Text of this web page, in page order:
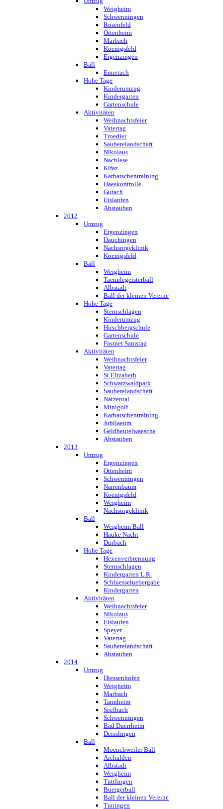
Weigheim
Schwenningen
Rosenfeld
Ottenheim
Marbach
Koenigsfeld
Ergenzingen
Ball
Ennetach
Hohe Tage
Kinderumzug
Kindergarten
Gartenschule
Aktivitäten
Weihnachtsfeier
Vatertag
Troedler
Sauberelandschaft
Nikolaus
Nachlese
Kifaz
Karbatschentraining
Haeskontrolle
Gutach
Eislaufen
Abstauben
2012
Umzug
Ergenzingen
Dauchingen
Nachsorgeklinik
Koenigsfeld
Ball
Weigheim
Taennlegeisterball
Albstadt
Ball der kleinen Vereine
Hohe Tage
Sternschlagen
Kinderumzug
Hirschbergschule
Gartenschule
Fastnet Samstag
Aktivitäten
Weihnachtsfeier
Vatertag
St.Elizabeth
Schwarzwaldpark
Sauberelandschaft
Natzental
Minigolf
Karbatschentraining
Jubilaeum
Geldbeutelwaesche
Abstauben
2013
Umzug
Ergenzingen
Ottenheim
Schwenningen
Narrenbaum
Koenigsfeld
Weigheim
Nachsorgeklinik
Ball
Weigheim Ball
Hauke Nacht
Durbach
Hohe Tage
Hexenverbrennung
Sternschlagen
Kindergarten L.R.
Schluesseluebergabe
Kindergarten
Aktivitäten
Weihnachtsfeier
Nikolaus
Eislaufen
Speyer
Vatertag
Sauberelandschaft
Abstauben
2014
Umzug
Diessenhofen
Weigheim
Marbach
Tannheim
Seelbach
Schwenningen
Bad Duerrheim
Deisslingen
Ball
Moenchweiler Ball
Aichalden
Albstadt
Weigheim
Tuttlingen
Buergerball
Ball der kleinen Vereine
Tuningen